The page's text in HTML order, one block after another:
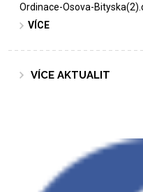
Ordinace-Osova-
VÍCE
VÍCE AKTUALIT